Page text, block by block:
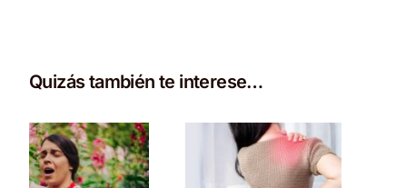
Quizás también te interese…